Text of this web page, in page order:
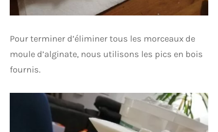
Pour terminer d’éliminer tous les morceaux de
moule d’alginate, nous utilisons les pics en bois
fournis.